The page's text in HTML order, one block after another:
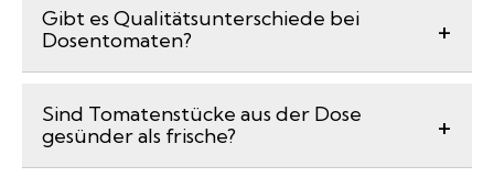
Gibt es Qualitätsunterschiede bei
Dosentomaten?
Sind Tomatenstücke aus der Dose
gesünder als frische?